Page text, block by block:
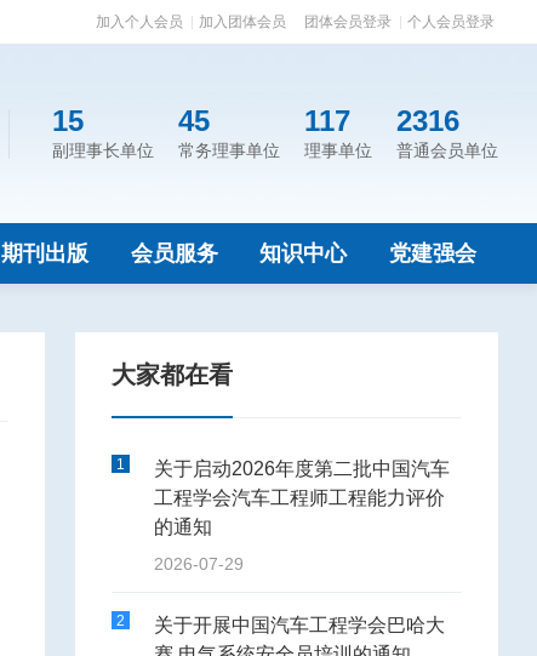
团体会员登录 个人会员登录
加入个人会员 加入团体会员
15
副理事长单位
45
常务理事单位
117
理事单位
2316
普通会员单位
期刊出版 会员服务 知识中心 党建强会
大家都在看
1
关于启动2026年度第二批中国汽车
工程学会汽车工程师工程能力评价
的通知
2026-07-29
2
关于开展中国汽车工程学会巴哈大